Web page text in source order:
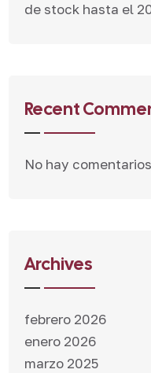
de stock hasta el
Recent
No hay
Archives
febrero 2026
enero 2026
marzo 2025